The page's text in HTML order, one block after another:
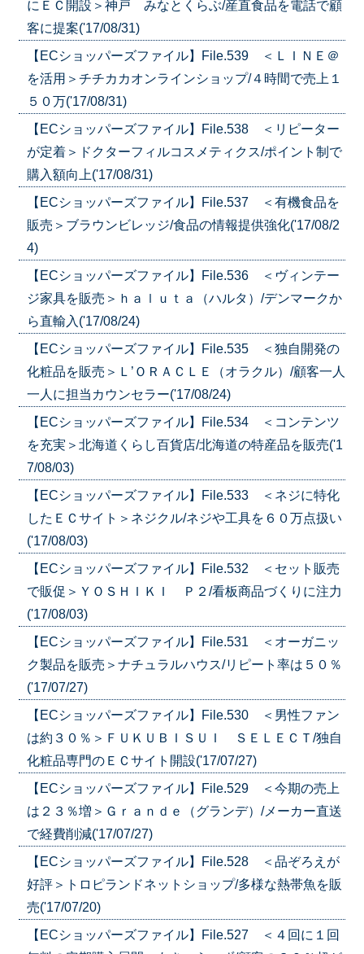
にＥＣ開設＞神戸 みなとくらぶ/産直食品を電話で顧
客に提案('17/08/31)
【ECショッパーズファイル】File.539 ＜ＬＩＮＥ＠
を活用＞チチカカオンラインショップ/４時間で売上１
５０万('17/08/31)
【ECショッパーズファイル】File.538 ＜リピーター
が定着＞ドクターフィルコスメティクス/ポイント制で
購入額向上('17/08/31)
【ECショッパーズファイル】File.537 ＜有機食品を
販売＞ブラウンビレッジ/食品の情報提供強化('17/08/2
4)
【ECショッパーズファイル】File.536 ＜ヴィンテー
ジ家具を販売＞ｈａｌｕｔａ（ハルタ）/デンマークか
ら直輸入('17/08/24)
【ECショッパーズファイル】File.535 ＜独自開発の
化粧品を販売＞Ｌ’ＯＲＡＣＬＥ（オラクル）/顧客一人
一人に担当カウンセラー('17/08/24)
【ECショッパーズファイル】File.534 ＜コンテンツ
を充実＞北海道くらし百貨店/北海道の特産品を販売('1
7/08/03)
【ECショッパーズファイル】File.533 ＜ネジに特化
したＥＣサイト＞ネジクル/ネジや工具を６０万点扱い
('17/08/03)
【ECショッパーズファイル】File.532 ＜セット販売
で販促＞ＹＯＳＨＩＫＩ Ｐ２/看板商品づくりに注力
('17/08/03)
【ECショッパーズファイル】File.531 ＜オーガニッ
ク製品を販売＞ナチュラルハウス/リピート率は５０％
('17/07/27)
【ECショッパーズファイル】File.530 ＜男性ファン
は約３０％＞ＦＵＫＵＢＩＳＵＩ ＳＥＬＥＣＴ/独自
化粧品専門のＥＣサイト開設('17/07/27)
【ECショッパーズファイル】File.529 ＜今期の売上
は２３％増＞Ｇｒａｎｄｅ（グランデ）/メーカー直送
で経費削減('17/07/27)
【ECショッパーズファイル】File.528 ＜品ぞろえが
好評＞トロピランドネットショップ/多様な熱帯魚を販
売('17/07/20)
【ECショッパーズファイル】File.527 ＜４回に１回